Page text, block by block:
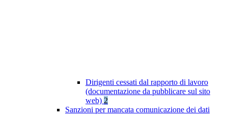
Dirigenti cessati dal rapporto di lavoro
(documentazione da pubblicare sul sito
web) 2
Sanzioni per mancata comunicazione dei dati